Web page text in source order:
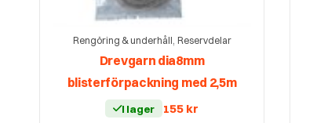
Rengöring & underhåll, Reservdelar
Drevgarn dia8mm
blisterförpackning med 2,5m
I lager 155 kr